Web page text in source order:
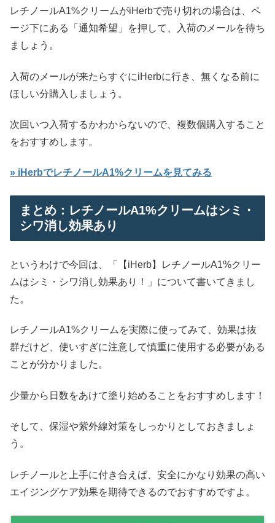
レチノールA1%クリームがiHerbで売り切れの場合は、ペ
ージ下にある「通知希望」を押して、入荷のメールを待ち
ましょう。
入荷のメールが来たらすぐにiHerbに行き、無くなる前に
ほしい分購入しましょう。
次回いつ入荷するかわからないので、複数個購入すること
をおすすめします。
» iHerbでレチノールA1%クリームを見てみる
まとめ：レチノールA1%クリームはシミ・
シワ消し効果あり
というわけで今回は、「【iHerb】レチノールA1%クリー
ムはシミ・シワ消し効果あり！」について書いてきまし
た。
レチノールA1%クリームを実際に使ってみて、効果は抜
群だけど、使いすぎに注意して慎重に使用する必要がある
ことが分かりました。
少量から日数をあけて塗り始めることをおすすめします！
そして、保湿や紫外線対策をしっかりとしておきましょ
う。
レチノールと上手に付き合えば、安全にかなり効果の高い
エイジングケア効果を期待できるのでおすすめですよ。